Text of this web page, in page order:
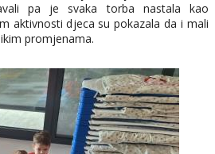
pa je svaka torba nastala kao
aktivnosti djeca su pokazala da i mali
promjenama.